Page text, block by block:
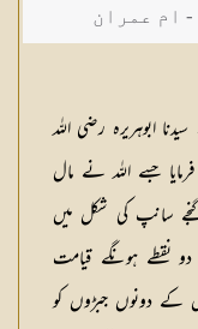
ام عمران
ابوہریرہ رضی اللہ
جسے اللہ نے مال
سانپ کی شکل میں
نقطے ہونگے قیامت
کے دونوں جبڑوں کو